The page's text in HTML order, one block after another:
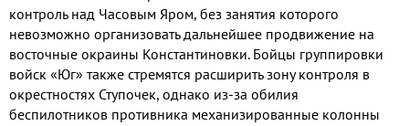
контроль над Часовым Яром, без занятия которого
невозможно организовать дальнейшее продвижение на
восточные окраины Константиновки. Бойцы группировки
войск «Юг» также стремятся расширить зону контроля в
окрестностях Ступочек, однако из-за обилия
беспилотников противника механизированные колонны